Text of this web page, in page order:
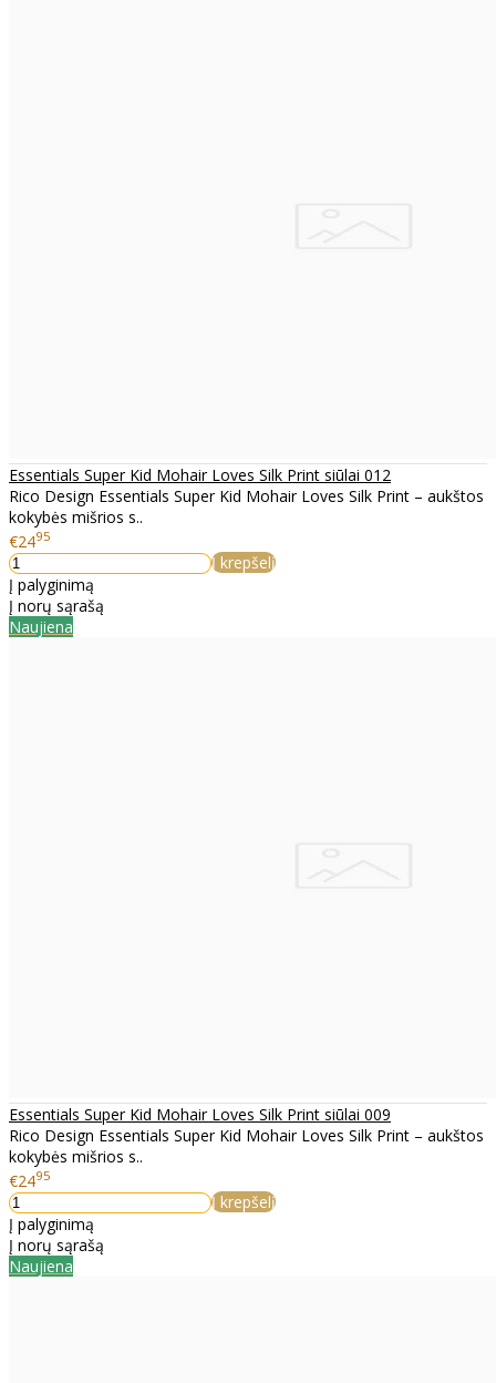
Essentials Super Kid Mohair Loves Silk Print siūlai 012
Rico Design Essentials Super Kid Mohair Loves Silk Print – aukštos
kokybės mišrios s..
€2495
Į krepšelį
Į palyginimą
Į norų sąrašą
Naujiena
Essentials Super Kid Mohair Loves Silk Print siūlai 009
Rico Design Essentials Super Kid Mohair Loves Silk Print – aukštos
kokybės mišrios s..
€2495
Į krepšelį
Į palyginimą
Į norų sąrašą
Naujiena